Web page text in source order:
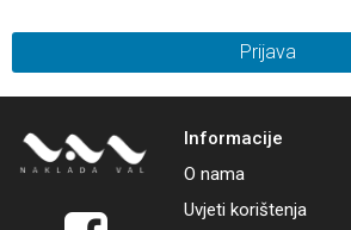
Prijava
Informacije
O nama
Uvjeti korištenja